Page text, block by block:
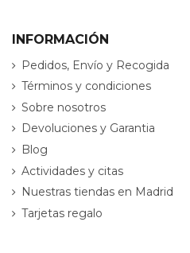
INFORMACIÓN
Pedidos, Envío y Recogida
Términos y condiciones
Sobre nosotros
Devoluciones y Garantia
Blog
Actividades y citas
Nuestras tiendas en Madrid
Tarjetas regalo